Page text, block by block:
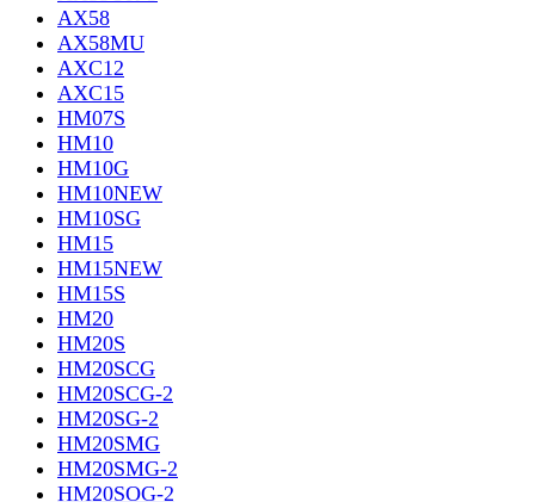
AX58
AX58MU
AXC12
AXC15
HM07S
HM10
HM10G
HM10NEW
HM10SG
HM15
HM15NEW
HM15S
HM20
HM20S
HM20SCG
HM20SCG-2
HM20SG-2
HM20SMG
HM20SMG-2
HM20SOG-2